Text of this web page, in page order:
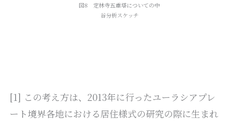
図8 定林寺五重塔についての中
谷分析スケッチ
[1] この考え方は、2013年に行ったユーラシアプレ
ート境界各地における居住様式の研究の際に生まれ